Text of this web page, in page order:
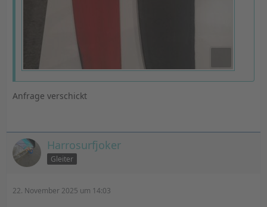
Anfrage verschickt
Harrosurfjoker
Gleiter
22. November 2025 um 14:03